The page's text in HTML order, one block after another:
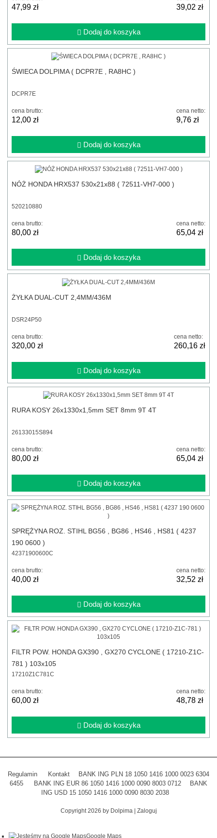
47,99 zł 39,02 zł
Dodaj do koszyka
ŚWIECA DOLPIMA ( DCPR7E , RA8HC )
DCPR7E
cena brutto:
12,00 zł
cena netto:
9,76 zł
Dodaj do koszyka
NÓŻ HONDA HRX537 530x21x88 ( 72511-VH7-000 )
520210880
cena brutto:
80,00 zł
cena netto:
65,04 zł
Dodaj do koszyka
ŻYŁKA DUAL-CUT 2,4MM/436M
DSR24P50
cena brutto:
320,00 zł
cena netto:
260,16 zł
Dodaj do koszyka
RURA KOSY 26x1330x1,5mm SET 8mm 9T 4T
26133015S894
cena brutto:
80,00 zł
cena netto:
65,04 zł
Dodaj do koszyka
SPRĘŻYNA ROZ. STIHL BG56 , BG86 , HS46 , HS81 ( 4237
190 0600 )
42371900600C
cena brutto:
40,00 zł
cena netto:
32,52 zł
Dodaj do koszyka
FILTR POW. HONDA GX390 , GX270 CYCLONE ( 17210-Z1C-
781 ) 103x105
17210Z1C781C
cena brutto:
60,00 zł
cena netto:
48,78 zł
Dodaj do koszyka
Regulamin Kontakt
BANK ING PLN 18 1050 1416 1000 0023 6304
6455
BANK ING EUR 86 1050 1416 1000 0090 8003 0712
BANK
ING USD 15 1050 1416 1000 0090 8030 2038
Copyright 2026 by Dolpima| Zaloguj
Google Maps